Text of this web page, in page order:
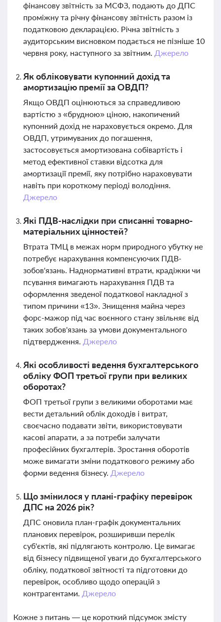
фінансову звітність за МСФЗ, подають до ДПС
проміжну та річну фінансову звітність разом із
податковою декларацією. Річна звітність з
аудиторським висновком подається не пізніше 10
червня року, наступного за звітним. Джерело
Як обліковувати купонний дохід та
амортизацію премії за ОВДП?
Якщо ОВДП оцінюються за справедливою
вартістю з «брудною» ціною, накопичений
купонний дохід не нараховується окремо. Для
ОВДП, утримуваних до погашення,
застосовується амортизована собівартість і
метод ефективної ставки відсотка для
амортизації премії, яку потрібно нараховувати
навіть при короткому періоді володіння.
Джерело
Які ПДВ-наслідки при списанні товарно-
матеріальних цінностей?
Втрата ТМЦ в межах норм природного убутку не
потребує нарахування компенсуючих ПДВ-
зобов'язань. Наднормативні втрати, крадіжки чи
псування вимагають нарахування ПДВ та
оформлення зведеної податкової накладної з
типом причини «13». Знищення майна через
форс-мажор під час воєнного стану звільняє від
таких зобов'язань за умови документального
підтвердження. Джерело
Які особливості ведення бухгалтерського
обліку ФОП третьої групи при великих
оборотах?
ФОП третьої групи з великими оборотами має
вести детальний облік доходів і витрат,
своєчасно подавати звіти, використовувати
касові апарати, а за потреби залучати
професійних бухгалтерів. Зростання оборотів
може вимагати зміни податкового режиму або
форми ведення бізнесу. Джерело
Що змінилося у плані-графіку перевірок
ДПС на 2026 рік?
ДПС оновила план-графік документальних
планових перевірок, розширивши перелік
суб'єктів, які підлягають контролю. Це вимагає
від бізнесу підвищеної уваги до бухгалтерського
обліку, податкової звітності та підготовки до
перевірок, особливо щодо операцій з
контрагентами. Джерело
Кожне з питань — це короткий підсумок змісту